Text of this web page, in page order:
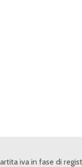
iva in fase di